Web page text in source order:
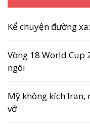
Kể chuyện đường
Vòng 18 World Cup
ngôi
Mỹ không kích Iran,
vỡ